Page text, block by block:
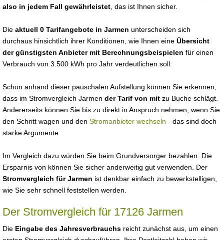
also in jedem Fall gewährleistet , das ist Ihnen sicher.
Die aktuell 0 Tarifangebote in Jarmen unterscheiden sich
durchaus hinsichtlich ihrer Konditionen, wie Ihnen eine Übersicht
der günstigsten Anbieter mit Berechnungsbeispielen für einen
Verbrauch von 3.500 kWh pro Jahr verdeutlichen soll:
Schon anhand dieser pauschalen Aufstellung können Sie erkennen,
dass im Stromvergleich Jarmen der Tarif von mit zu Buche schlägt.
Andererseits können Sie bis zu direkt in Anspruch nehmen, wenn Sie
den Schritt wagen und den Stromanbieter wechseln - das sind doch
starke Argumente.
Im Vergleich dazu würden Sie beim Grundversorger bezahlen. Die
Ersparnis von können Sie sicher anderweitig gut verwenden. Der
Stromvergleich für Jarmen ist denkbar einfach zu bewerkstelligen,
wie Sie sehr schnell feststellen werden.
Der Stromvergleich für 17126 Jarmen
Die Eingabe des Jahresverbrauchs reicht zunächst aus, um einen